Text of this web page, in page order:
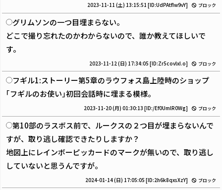
2023-11-11 (土) 13:15:51 [ID:UdPAtfIw9vY] ブロック
グリムソンの一つ目埋まらない。
どこで撮り忘れたのかわからないので、誰か教えてほしいで
す。
2023-11-12 (日) 17:34:05 [ID:Zr5covlxI.o] ブロック
フギル1:ストーリー第5章のラウフォス島上陸時のショップ
｢フギルのお使い｣初回会話時に埋まる模様。
2023-11-20 (月) 01:30:13 [ID:/Ef0UmlR0Wg] ブロック
第10部のラスボス前で、ルークスの２つ目が埋まらないんで
すが、取り逃し確認できたりしますか？
地図上にレインボーピッカードのマークが無いので、取り逃し
していないと思うんですが。
2024-01-14 (日) 17:05:05 [ID:2h6k8qxsXzY] ブロック